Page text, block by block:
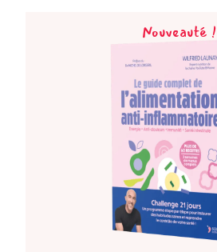
Nouveauté !